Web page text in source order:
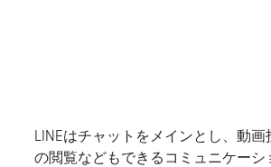
LINEはチャットをメインとし、動画
の閲覧などもできるコミュニケーシ